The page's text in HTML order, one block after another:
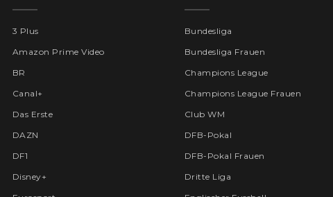
3 Plus
Amazon Prime Video
BR
Canal+
Das Erste
DAZN
DF1
Disney+
Bundesliga
Bundesliga Frauen
Champions League
Champions League Frauen
Club WM
DFB-Pokal
DFB-Pokal Frauen
Dritte Liga